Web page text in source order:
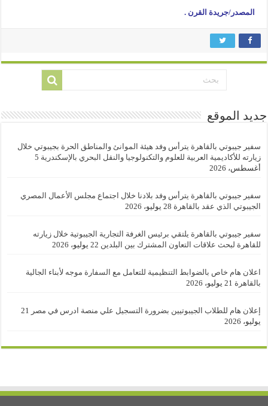
المصدر/جريدة القرن .
جديد الموقع
سفير جيبوتي بالقاهرة يترأس وفد هيئة الموانئ والمناطق الحرة بجيبوتي خلال
زيارته للأكاديمية العربية للعلوم والتكنولوجيا والنقل البحري بالإسكندرية 5
أغسطس، 2026
سفير جيبوتي بالقاهرة يترأس وفد بلادنا خلال اجتماع مجلس الأعمال المصري
الجيبوتي الذي عقد بالقاهرة 28 يوليو، 2026
سفير جيبوتي بالقاهرة يلتقي برئيس الغرفة التجارية الجيبوتية خلال زيارته
للقاهرة لبحث علاقات التعاون المشترك بين البلدين 22 يوليو، 2026
اعلان هام خاص بالضوابط التنظيمية للتعامل مع السفارة موجه لأبناء الجالية
بالقاهرة 21 يوليو، 2026
إعلان هام للطلاب الجيبوتيين بضرورة التسجيل علي منصة ادرس في مصر
21
يوليو، 2026